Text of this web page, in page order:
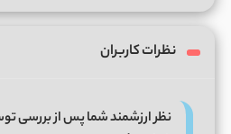
نظرات کاربران
نظر ارزشمند شما پس از بررسی